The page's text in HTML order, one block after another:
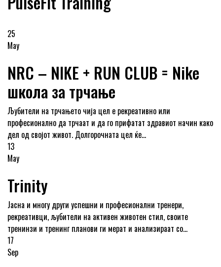
25
May
NRC – NIKE + RUN CLUB = Nike
школа за трчање
Љубители на трчањето чија цел е рекреативно или
професионално да трчаат и да го прифатат здравиот начин како
дел од својот живот. Долгорочната цел ќе...
13
May
Trinity
Јасна и многу други успешни и професионални тренери,
рекреативци, љубители на активен животен стил, своите
тренинзи и тренинг планови ги мерат и анализираат со...
17
Sep